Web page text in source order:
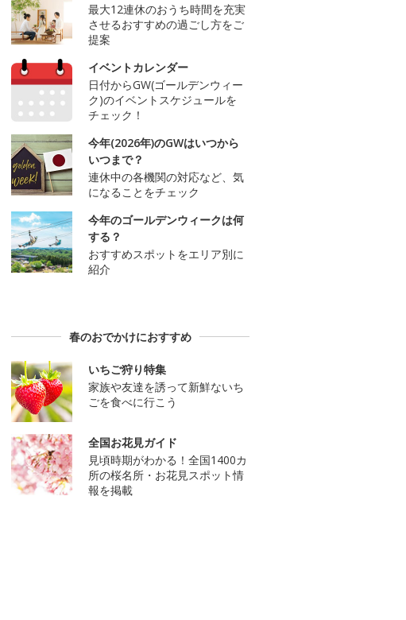
最大12連休のおうち時間を充実
させるおすすめの過ごし方をご
提案
イベントカレンダー
日付からGW(ゴールデンウィー
ク)のイベントスケジュールを
チェック！
今年(2026年)のGWはいつから
いつまで？
連休中の各機関の対応など、気
になることをチェック
今年のゴールデンウィークは何
する？
おすすめスポットをエリア別に
紹介
春のおでかけにおすすめ
いちご狩り特集
家族や友達を誘って新鮮ないち
ごを食べに行こう
全国お花見ガイド
見頃時期がわかる！全国1400カ
所の桜名所・お花見スポット情
報を掲載